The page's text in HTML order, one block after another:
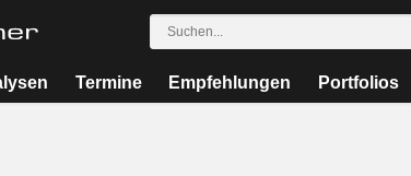
Termine Empfehlungen Portfolios